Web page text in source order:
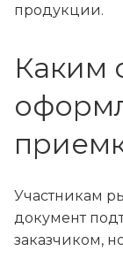
продукции.
Каким
Участникам
документ
заказчиком,